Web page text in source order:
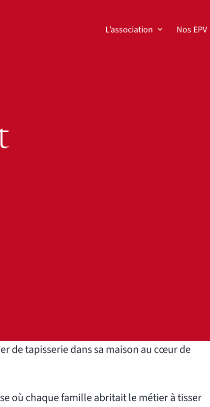
L’association Nos EPV
de tapisserie dans sa maison au cœur de
où chaque famille abritait le métier à tisser